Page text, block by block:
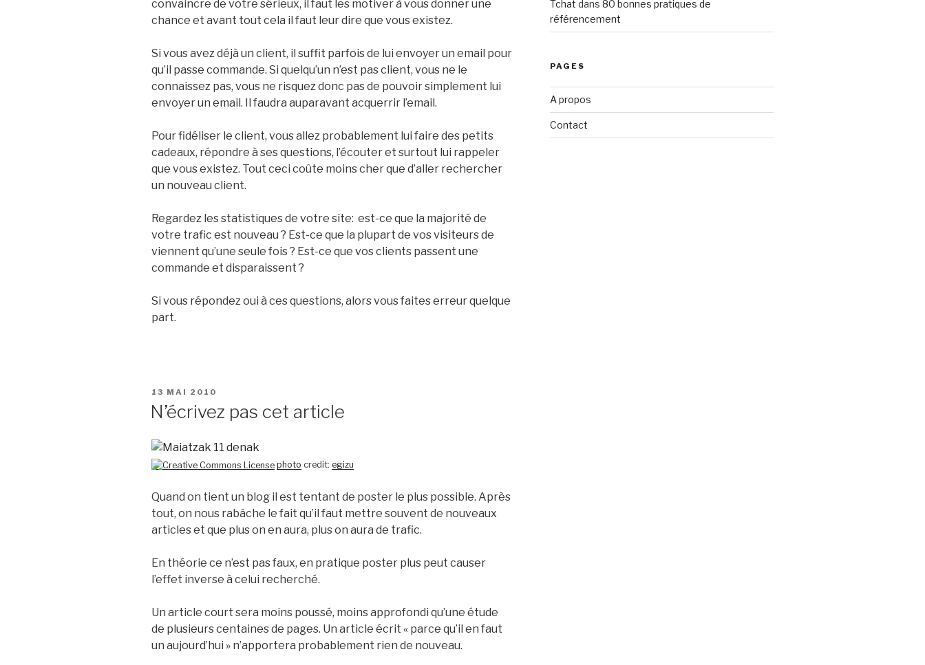
convaincre de votre sérieux, il faut les motiver à vous donner une
chance et avant tout cela il faut leur dire que vous existez.
Si vous avez déjà un client, il suffit parfois de lui envoyer un email pour
qu’il passe commande. Si quelqu’un n’est pas client, vous ne le
connaissez pas, vous ne risquez donc pas de pouvoir simplement lui
envoyer un email. Il faudra auparavant acquerrir l’email.
Pour fidéliser le client, vous allez probablement lui faire des petits
cadeaux, répondre à ses questions, l’écouter et surtout lui rappeler
que vous existez. Tout ceci coûte moins cher que d’aller rechercher
un nouveau client.
Regardez les statistiques de votre site: est-ce que la majorité de
votre trafic est nouveau ? Est-ce que la plupart de vos visiteurs de
viennent qu’une seule fois ? Est-ce que vos clients passent une
commande et disparaissent ?
Si vous répondez oui à ces questions, alors vous faites erreur quelque
part.
PUBLIÉ
13 MAI 2010
N’écrivez pas cet article
photo credit: egizu
Quand on tient un blog il est tentant de poster le plus possible. Après
tout, on nous rabâche le fait qu’il faut mettre souvent de nouveaux
articles et que plus on en aura, plus on aura de trafic.
En théorie ce n’est pas faux, en pratique poster plus peut causer
l’effet inverse à celui recherché.
Un article court sera moins poussé, moins approfondi qu’une étude
de plusieurs centaines de pages. Un article écrit « parce qu’il en faut
un aujourd’hui » n’apportera probablement rien de nouveau.
Tchat dans 80 bonnes pratiques de
référencement
PAGES
A propos
Contact